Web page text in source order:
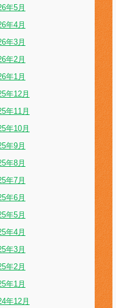
年5月
年4月
年3月
年2月
年1月
年12月
年11月
年10月
年9月
年8月
年7月
年6月
年5月
年4月
年3月
年2月
年1月
年12月